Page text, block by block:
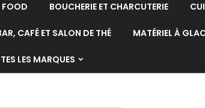
FOOD BOUCHERIE ET CHARCUTERIE
CAFÉ ET SALON DE THÉ MATÉRIEL À
LES MARQUES